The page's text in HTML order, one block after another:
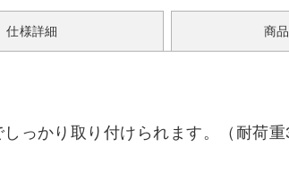
仕様詳細 商
っかり取り付けられます。（耐荷